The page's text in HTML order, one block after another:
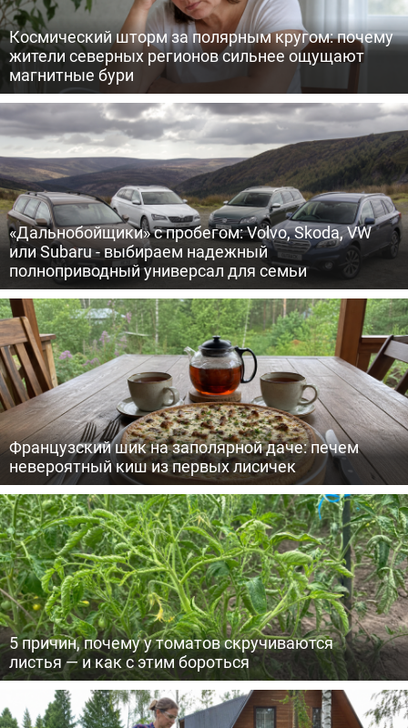
Космический шторм за полярным кругом: почему
жители северных регионов сильнее ощущают
магнитные бури
«Дальнобойщики» с пробегом: Volvo, Skoda, VW
или Subaru - выбираем надежный
полноприводный универсал для семьи
Французский шик на заполярной даче: печем
невероятный киш из первых лисичек
5 причин, почему у томатов скручиваются
листья — и как с этим бороться